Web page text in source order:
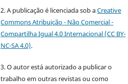
2. A publicação é licenciada sob aCreative
Commons Atribuição - Não Comercial -
Compartilha Igual 4.0 Internacional (CC BY-
NC-SA 4.0).
3. O autor está autorizado a publicar o
trabalho em outras revistas ou como